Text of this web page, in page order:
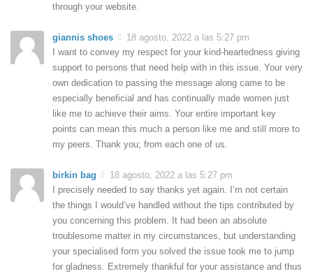
through your website.
giannis shoes
18 agosto, 2022 a las 5:27 pm
I want to convey my respect for your kind-heartedness giving
support to persons that need help with in this issue. Your very
own dedication to passing the message along came to be
especially beneficial and has continually made women just
like me to achieve their aims. Your entire important key
points can mean this much a person like me and still more to
my peers. Thank you; from each one of us.
birkin bag
18 agosto, 2022 a las 5:27 pm
I precisely needed to say thanks yet again. I’m not certain
the things I would’ve handled without the tips contributed by
you concerning this problem. It had been an absolute
troublesome matter in my circumstances, but understanding
your specialised form you solved the issue took me to jump
for gladness. Extremely thankful for your assistance and thus